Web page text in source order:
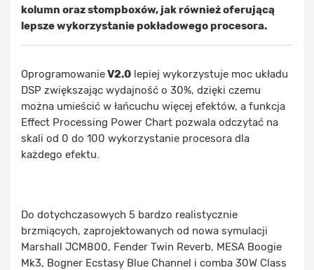
kolumn oraz stompboxów, jak również oferującą
lepsze wykorzystanie pokładowego procesora.
OprogramowanieV2.0 lepiej wykorzystuje moc układu
DSP zwiększając wydajność o 30%, dzięki czemu
można umieścić w łańcuchu więcej efektów, a funkcja
Effect Processing Power Chart pozwala odczytać na
skali od 0 do 100 wykorzystanie procesora dla
każdego efektu.
Do dotychczasowych 5 bardzo realistycznie
brzmiących, zaprojektowanych od nowa symulacji
Marshall JCM800, Fender Twin Reverb, MESA Boogie
Mk3, Bogner Ecstasy Blue Channel i comba 30W Class